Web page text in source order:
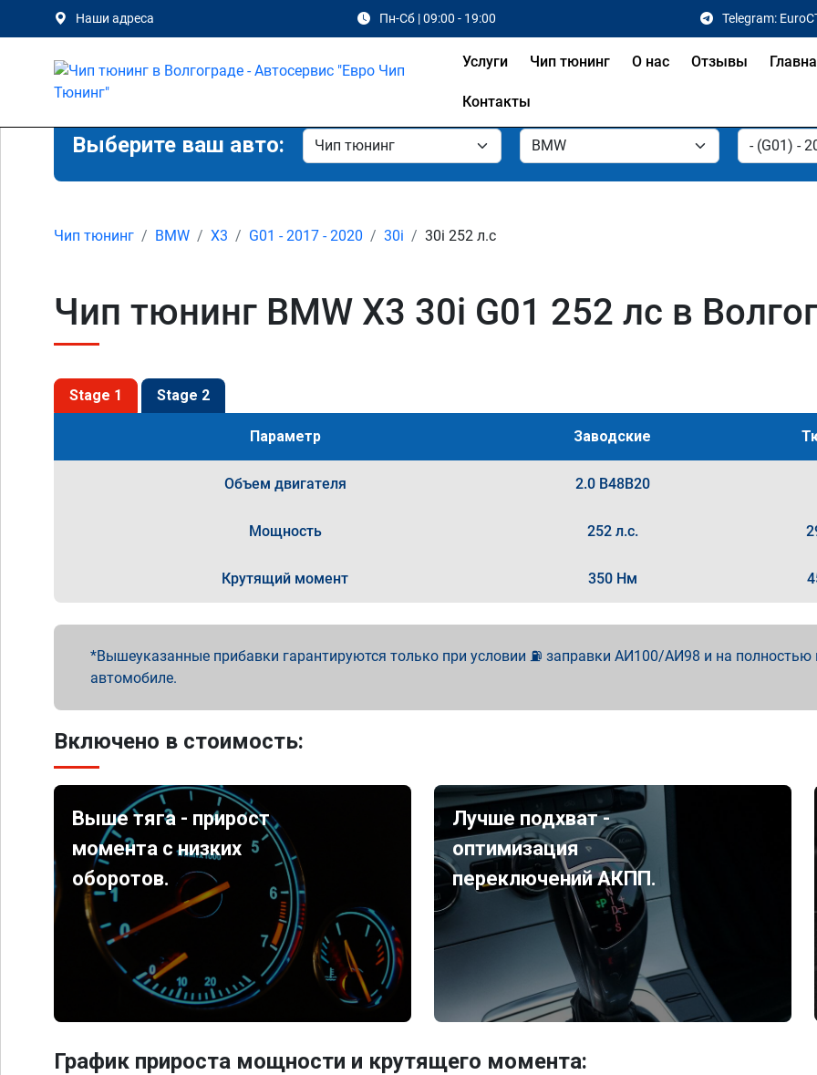
Наши адреса Пн-Сб | 09:00 - 19:00 Telegram:
Услуги Чип тюнинг О нас Отзывы
Контакты
Выберите ваш авто:
Чип тюнинг BMW X3 G01 - 2017 - 2020 30i 30i 252 л.с
Чип тюнинг BMW X3 30i G01 252 лс в
Stage 1 Stage 2
Параметр Заводские
Объем двигателя 2.0 B48B20
Мощность 252 л.с.
Крутящий момент 350 Нм
Вышеуказанные прибавки гарантируются только при условии ⛽ заправки АИ100/АИ98 и на
автомобиле.
Включено в стоимость:
Выше тяга - прирост
момента с низких
оборотов.
Лучше подхват -
оптимизация
переключений АКПП.
График прироста мощности и крутящего момента: